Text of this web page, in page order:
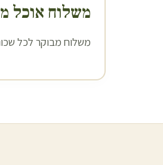
משלוח אוכל
משלוח מבוקר לכל